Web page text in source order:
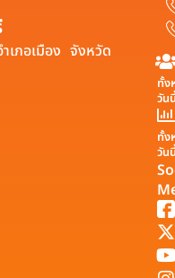
เภอเมือง จังหวัด
ทั้ง
วัน
ทั้ง
วัน